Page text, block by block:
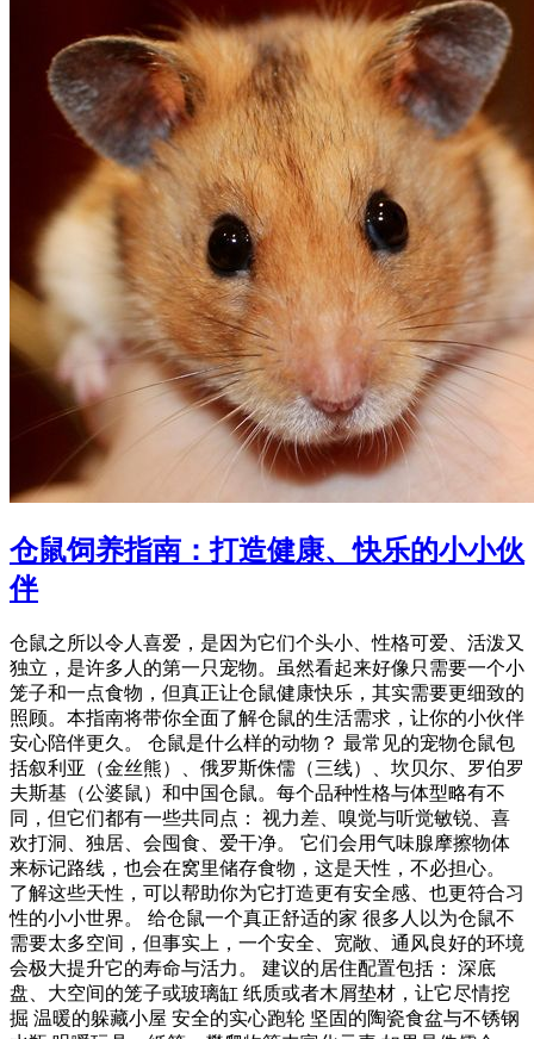
仓鼠饲养指南：打造健康、快乐的小小伙
伴
仓鼠之所以令人喜爱，是因为它们个头小、性格可爱、活泼又
独立，是许多人的第一只宠物。虽然看起来好像只需要一个小
笼子和一点食物，但真正让仓鼠健康快乐，其实需要更细致的
照顾。本指南将带你全面了解仓鼠的生活需求，让你的小伙伴
安心陪伴更久。 仓鼠是什么样的动物？ 最常见的宠物仓鼠包
括叙利亚（金丝熊）、俄罗斯侏儒（三线）、坎贝尔、罗伯罗
夫斯基（公婆鼠）和中国仓鼠。每个品种性格与体型略有不
同，但它们都有一些共同点： 视力差、嗅觉与听觉敏锐、喜
欢打洞、独居、会囤食、爱干净。 它们会用气味腺摩擦物体
来标记路线，也会在窝里储存食物，这是天性，不必担心。
了解这些天性，可以帮助你为它打造更有安全感、也更符合习
性的小小世界。 给仓鼠一个真正舒适的家 很多人以为仓鼠不
需要太多空间，但事实上，一个安全、宽敞、通风良好的环境
会极大提升它的寿命与活力。 建议的居住配置包括： 深底
盘、大空间的笼子或玻璃缸 纸质或者木屑垫材，让它尽情挖
掘 温暖的躲藏小屋 安全的实心跑轮 坚固的陶瓷食盆与不锈钢